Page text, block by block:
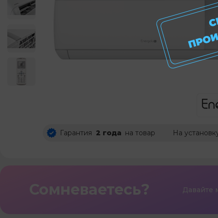
Гарантия 2 года на товар На
Сомневаетесь? Давайте